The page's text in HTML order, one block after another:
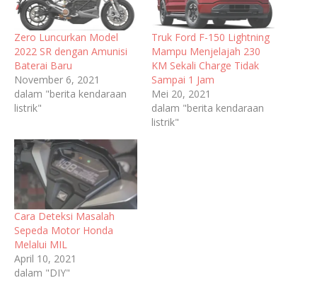
Zero Luncurkan Model
2022 SR dengan Amunisi
Baterai Baru
November 6, 2021
dalam "berita kendaraan
listrik"
Truk Ford F-150 Lightning
Mampu Menjelajah 230
KM Sekali Charge Tidak
Sampai 1 Jam
Mei 20, 2021
dalam "berita kendaraan
listrik"
Cara Deteksi Masalah
Sepeda Motor Honda
Melalui MIL
April 10, 2021
dalam "DIY"